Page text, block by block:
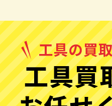
工具買